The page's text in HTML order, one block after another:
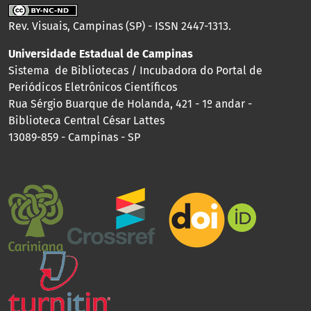
Rev. Visuais, Campinas (SP) - ISSN 2447-1313.
Universidade Estadual de Campinas
Sistema de Bibliotecas / Incubadora do Portal de
Periódicos Eletrônicos Científicos
Rua Sérgio Buarque de Holanda, 421 - 1º andar -
Biblioteca Central César Lattes
13089-859 - Campinas - SP